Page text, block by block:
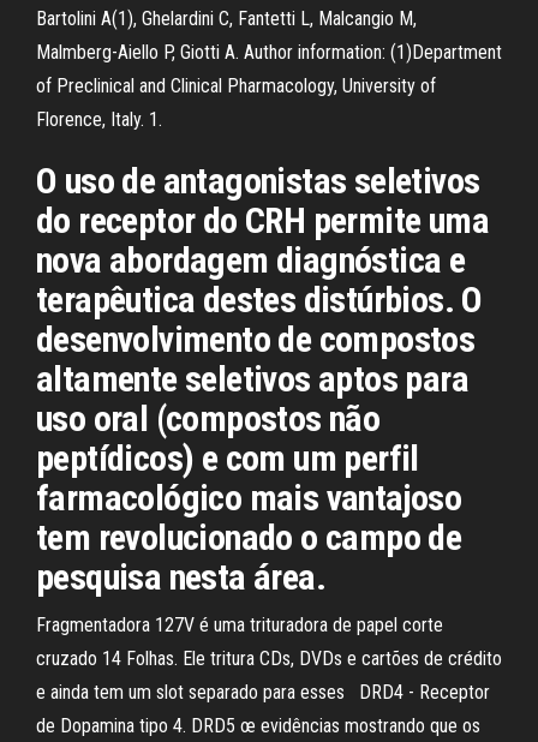
Bartolini A(1), Ghelardini C, Fantetti L, Malcangio M,
Malmberg-Aiello P, Giotti A. Author information: (1)Department
of Preclinical and Clinical Pharmacology, University of
Florence, Italy. 1.
O uso de antagonistas seletivos
do receptor do CRH permite uma
nova abordagem diagnóstica e
terapêutica destes distúrbios. O
desenvolvimento de compostos
altamente seletivos aptos para
uso oral (compostos não
peptídicos) e com um perfil
farmacológico mais vantajoso
tem revolucionado o campo de
pesquisa nesta área.
Fragmentadora 127V é uma trituradora de papel corte
cruzado 14 Folhas. Ele tritura CDs, DVDs e cartões de crédito
e ainda tem um slot separado para esses DRD4 - Receptor
de Dopamina tipo 4. DRD5 œ evidências mostrando que os